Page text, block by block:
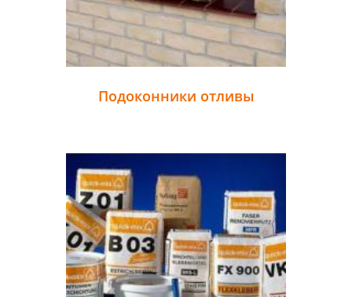
Подоконники отливы